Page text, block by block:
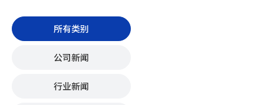
所有类别
公司新闻
行业新闻